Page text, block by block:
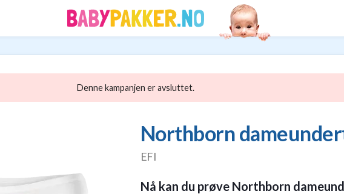
Denne kampanjen er avsluttet.
Northborn
EFI
Nå kan du prøve Northborn